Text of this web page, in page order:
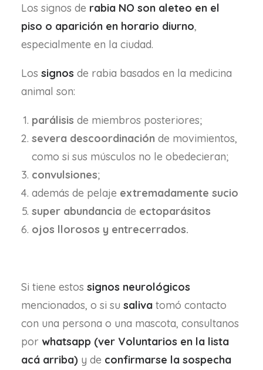
Los signos de rabia NO son aleteo en el
piso o aparición en horario diurno,
especialmente en la ciudad.
Los signos de rabia basados en la medicina
animal son:
parálisis de miembros posteriores;
severa descoordinación de movimientos,
como si sus músculos no le obedecieran;
convulsiones;
además de pelaje extremadamente sucio
super abundancia de ectoparásitos
ojos llorosos y entrecerrados.
Si tiene estos signos neurológicos
mencionados, o si su saliva tomó contacto
con una persona o una mascota, consultanos
por whatsapp (ver Voluntarios en la lista
acá arriba) y de confirmarse la sospecha